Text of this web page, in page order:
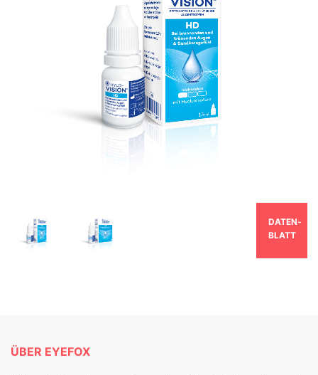
DATEN­
BLATT
ÜBER EYEFOX